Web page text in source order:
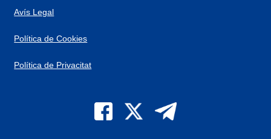
Avís Legal
Política de Cookies
Política de Privacitat